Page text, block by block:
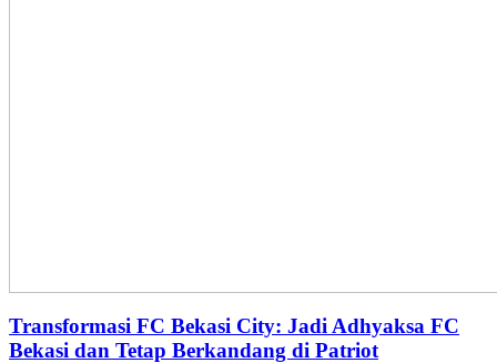
Transformasi FC Bekasi City: Jadi Adhyaksa FC
Bekasi dan Tetap Berkandang di Patriot